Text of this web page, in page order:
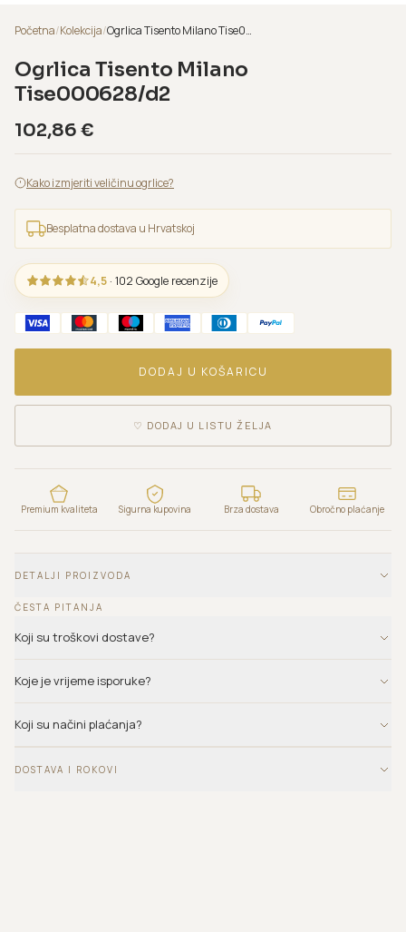
Početna/Kolekcija/ Ogrlica Tisento Milano Tise000628/d2
Ogrlica Tisento Milano
Tise000628/d2
102,86 €
Kako izmjeriti veličinu ogrlice?
Besplatna dostava u Hrvatskoj
4,5 · 102 Google recenzije
DODAJ U KOŠARICU
♡ DODAJ U LISTU ŽELJA
Premium kvaliteta Sigurna kupovina Brza dostava Obročno plaćanje
DETALJI PROIZVODA
ČESTA PITANJA
Koji su troškovi dostave?
Koje je vrijeme isporuke?
Koji su načini plaćanja?
DOSTAVA I ROKOVI